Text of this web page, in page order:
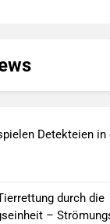
Detekteien in
durch die
–